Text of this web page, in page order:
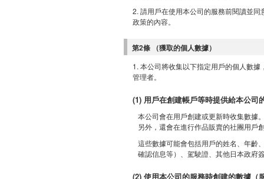
2. 請用戶在使用本公司的服務前閱讀並
政策的內容。
第2條 （獲取的個人數據）
1. 本公司將收集以下指定用戶的個人數
管理者。
(1) 用戶在創建帳戶等時提供給本公司
本公司會在用戶創建或更新時收集數據
另外，還會在進行作品販賣的社團用戶
這些數據可能會包括用戶的姓名、年齡
確認信息等）、駕駛證、其他日本政府
(2) 使用本公司的服務時創建的數據（